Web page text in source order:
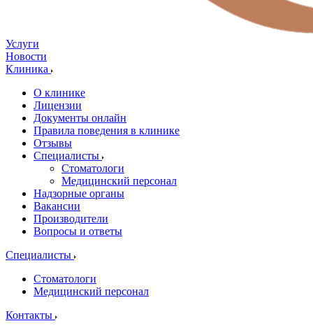
Услуги
Новости
Клиника
О клинике
Лицензии
Документы онлайн
Правила поведения в клинике
Отзывы
Специалисты
Стоматологи
Медицинский персонал
Надзорные органы
Вакансии
Производители
Вопросы и ответы
Специалисты
Стоматологи
Медицинский персонал
Контакты